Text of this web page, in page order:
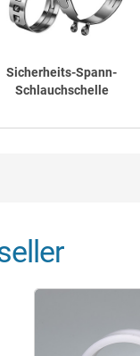
Sicherheits-Spann-
Schlauchschelle